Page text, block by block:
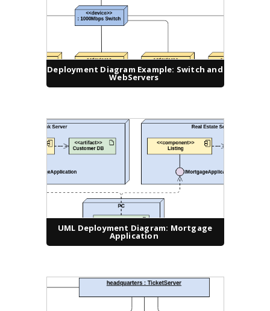
Deployment Diagram Example: Switch and
WebServers
UML Deployment Diagram: Mortgage
Application